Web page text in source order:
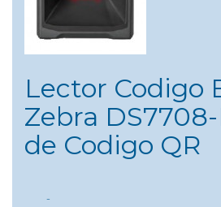
Lector Codigo
Zebra
de Codigo QR
-